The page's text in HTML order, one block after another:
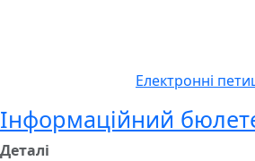
Електронні
Інформаційний
Деталі